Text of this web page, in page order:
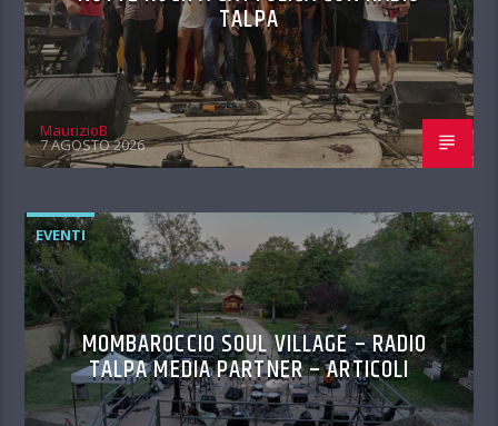
TALPA
MaurizioB
7 AGOSTO 2026
EVENTI
MOMBAROCCIO SOUL VILLAGE – RADIO
TALPA MEDIA PARTNER – ARTICOLI